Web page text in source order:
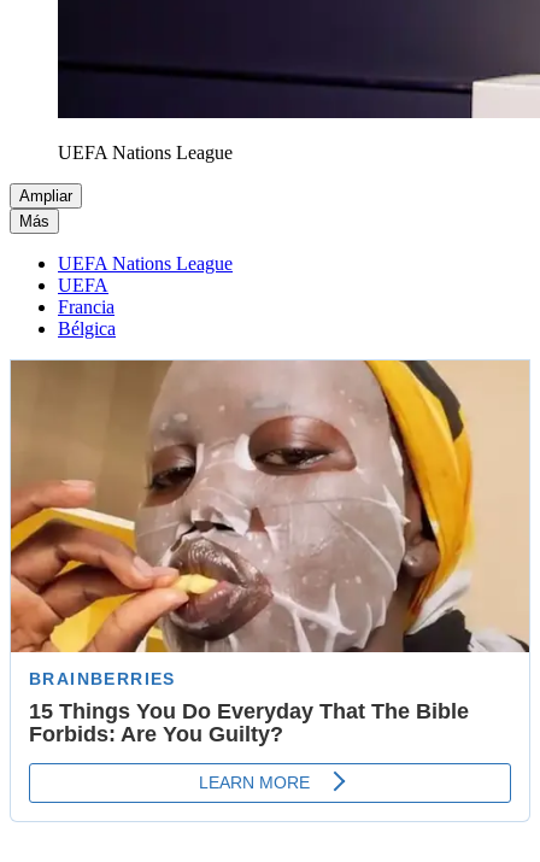
UEFA Nations League
Ampliar
Más
UEFA Nations League
UEFA
Francia
Bélgica